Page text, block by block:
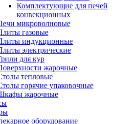
Комплектующие для печей
конвекционных
микроволновые
газовые
индукционные
электрические
для кур
жарочные
тепловые
горячие упаковочные
жарочные
оборудование